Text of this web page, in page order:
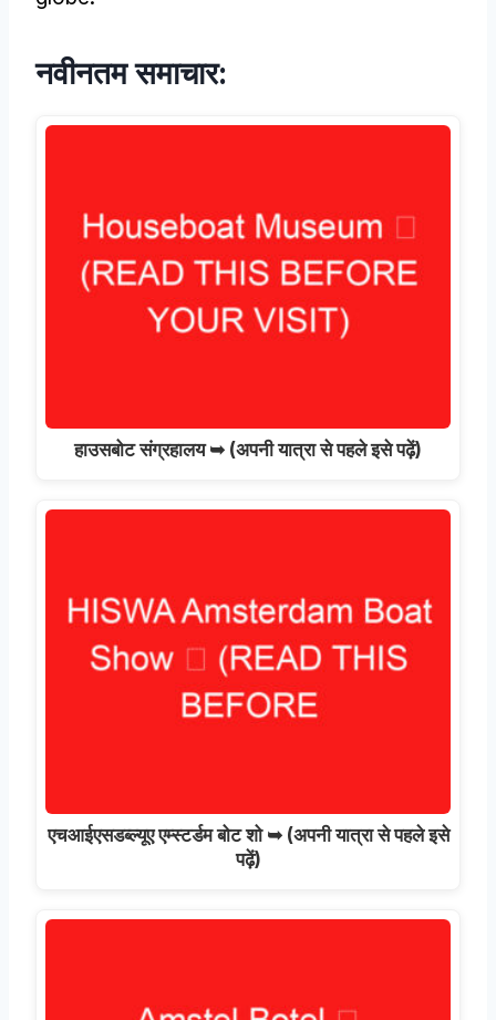
नवीनतम समाचार:
हाउसबोट संग्रहालय ➥ (अपनी यात्रा से पहले इसे पढ़ें)
एचआईएसडब्ल्यूए एम्स्टर्डम बोट शो ➥ (अपनी यात्रा से पहले इसे
पढ़ें)